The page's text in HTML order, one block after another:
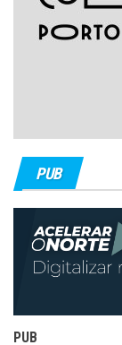
PUB
PUB